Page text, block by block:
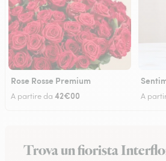
Rose Rosse Premium
A partire da 42€00 A
Trova un fiorista